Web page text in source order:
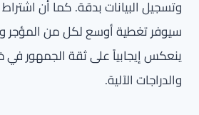
وتسجيل البيانات بدقة. كما أن
سيوفر تغطية أوسع لكل من المؤجر
ينعكس إيجابياً على ثقة الجمهور في
والدراجات الآلية.